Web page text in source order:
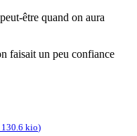
être quand on aura
faisait un peu confiance
130.6 kio)